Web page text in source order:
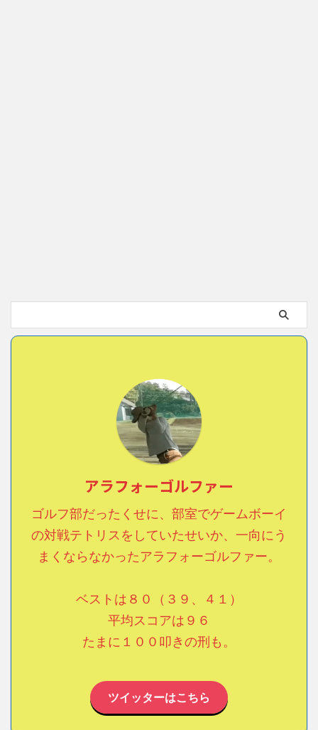
アラフォーゴルファー
ゴルフ部だったくせに、部室でゲームボーイ
の対戦テトリスをしていたせいか、一向にう
まくならなかったアラフォーゴルファー。
ベストは８０（３９、４１）
平均スコアは９６
たまに１００叩きの刑も。
ツイッターはこちら